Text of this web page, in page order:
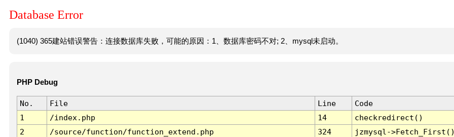
Database Error
(1040) 365建站错误警告：连接数据库失败，可能的原因：1、数据库密码不对; 2、mysql未启动。
PHP Debug
No. File Line
Code
1
/index.php 14
checkredirect()
2
/source/function/function_extend.php 324
jzmysql-